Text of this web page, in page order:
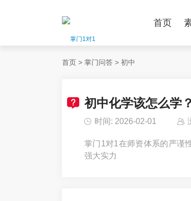
首页
首页 > 掌门问答 > 初中
初中化学该怎么学
时间: 2026-02-01
掌门1对1在师资体系的严谨
强大实力